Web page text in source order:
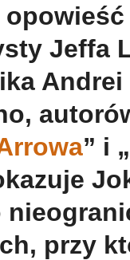
opowieść
Jeffa
Andrei
” i
przy